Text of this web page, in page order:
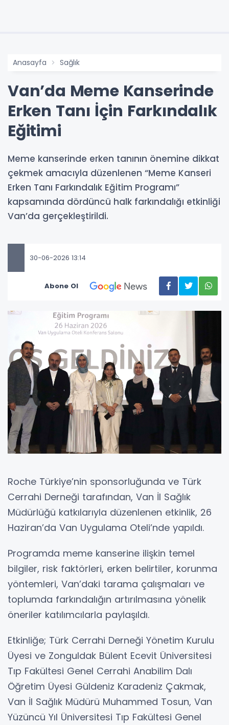
Anasayfa Sağlık
Van’da Meme Kanserinde
Erken Tanı İçin Farkındalık
Eğitimi
Meme kanserinde erken tanının önemine dikkat
çekmek amacıyla düzenlenen “Meme Kanseri
Erken Tanı Farkındalık Eğitim Programı”
kapsamında dördüncü halk farkındalığı etkinliği
Van’da gerçekleştirildi.
30-06-2026 13:14
Abone Ol
Roche Türkiye’nin sponsorluğunda ve Türk
Cerrahi Derneği tarafından, Van İl Sağlık
Müdürlüğü katkılarıyla düzenlenen etkinlik, 26
Haziran’da Van Uygulama Oteli’nde yapıldı.
Programda meme kanserine ilişkin temel
bilgiler, risk faktörleri, erken belirtiler, korunma
yöntemleri, Van’daki tarama çalışmaları ve
toplumda farkındalığın artırılmasına yönelik
öneriler katılımcılarla paylaşıldı.
Etkinliğe; Türk Cerrahi Derneği Yönetim Kurulu
Üyesi ve Zonguldak Bülent Ecevit Üniversitesi
Tıp Fakültesi Genel Cerrahi Anabilim Dalı
Öğretim Üyesi Güldeniz Karadeniz Çakmak,
Van İl Sağlık Müdürü Muhammed Tosun, Van
Yüzüncü Yıl Üniversitesi Tıp Fakültesi Genel